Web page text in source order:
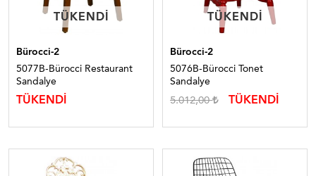
TÜKENDI
TÜKENDI
Bürocci-2
5077B-Bürocci Restaurant
Sandalye
TÜKENDİ
TÜKENDI
TÜKENDI
Bürocci-2
5076B-Bürocci Tonet
Sandalye
5.012,00 TÜKENDİ